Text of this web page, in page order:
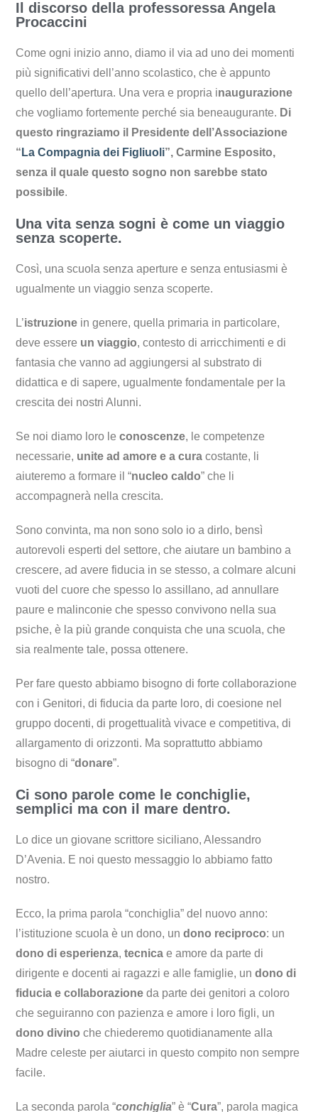
Il discorso della professoressa Angela
Procaccini
Come ogni inizio anno, diamo il via ad uno dei momenti
più significativi dell’anno scolastico, che è appunto
quello dell’apertura. Una vera e propria inaugurazione
che vogliamo fortemente perché sia beneaugurante. Di
questo ringraziamo il Presidente dell’Associazione
“ La Compagnia dei Figliuoli”, Carmine Esposito,
senza il quale questo sogno non sarebbe stato
possibile.
Una vita senza sogni è come un viaggio
senza scoperte.
Così, una scuola senza aperture e senza entusiasmi è
ugualmente un viaggio senza scoperte.
L’istruzione in genere, quella primaria in particolare,
deve essere un viaggio, contesto di arricchimenti e di
fantasia che vanno ad aggiungersi al substrato di
didattica e di sapere, ugualmente fondamentale per la
crescita dei nostri Alunni.
Se noi diamo loro le conoscenze, le competenze
necessarie, unite ad amore e a cura costante, li
aiuteremo a formare il “nucleo caldo” che li
accompagnerà nella crescita.
Sono convinta, ma non sono solo io a dirlo, bensì
autorevoli esperti del settore, che aiutare un bambino a
crescere, ad avere fiducia in se stesso, a colmare alcuni
vuoti del cuore che spesso lo assillano, ad annullare
paure e malinconie che spesso convivono nella sua
psiche, è la più grande conquista che una scuola, che
sia realmente tale, possa ottenere.
Per fare questo abbiamo bisogno di forte collaborazione
con i Genitori, di fiducia da parte loro, di coesione nel
gruppo docenti, di progettualità vivace e competitiva, di
allargamento di orizzonti. Ma soprattutto abbiamo
bisogno di “donare”.
Ci sono parole come le conchiglie,
semplici ma con il mare dentro.
Lo dice un giovane scrittore siciliano, Alessandro
D’Avenia. E noi questo messaggio lo abbiamo fatto
nostro.
Ecco, la prima parola “conchiglia” del nuovo anno:
l’istituzione scuola è un dono, un dono reciproco: un
dono di esperienza, tecnica e amore da parte di
dirigente e docenti ai ragazzi e alle famiglie, un dono di
fiducia e collaborazione da parte dei genitori a coloro
che seguiranno con pazienza e amore i loro figli, un
dono divino che chiederemo quotidianamente alla
Madre celeste per aiutarci in questo compito non sempre
facile.
La seconda parola “conchiglia” è “Cura”, parola magica